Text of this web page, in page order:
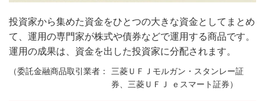
投資家から集めた資金をひとつの大きな資金としてまとめ
て、運用の専門家が株式や債券などで運用する商品です。
運用の成果は、資金を出した投資家に分配されます。
三菱ＵＦＪモルガン・スタンレー証
券、三菱ＵＦＪ ｅスマート証券）